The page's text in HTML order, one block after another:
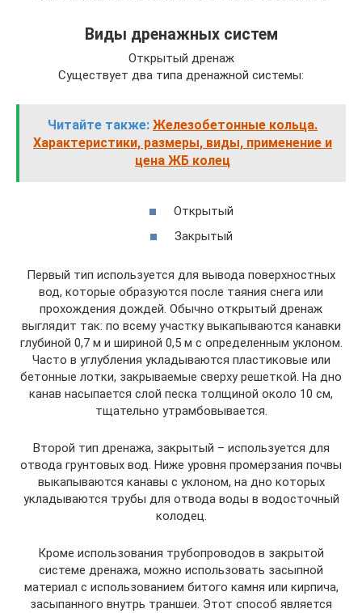
Виды дренажных систем
Открытый дренаж
Существует два типа дренажной системы:
Читайте также: Железобетонные кольца.
Характеристики, размеры, виды, применение и
цена ЖБ колец
Открытый
Закрытый
Первый тип используется для вывода поверхностных
вод, которые образуются после таяния снега или
прохождения дождей. Обычно открытый дренаж
выглядит так: по всему участку выкапываются канавки
глубиной 0,7 м и шириной 0,5 м с определенным уклоном.
Часто в углубления укладываются пластиковые или
бетонные лотки, закрываемые сверху решеткой. На дно
канав насыпается слой песка толщиной около 10 см,
тщательно утрамбовывается.
Второй тип дренажа, закрытый – используется для
отвода грунтовых вод. Ниже уровня промерзания почвы
выкапываются канавы с уклоном, на дно которых
укладываются трубы для отвода воды в водосточный
колодец.
Кроме использования трубопроводов в закрытой
системе дренажа, можно использовать засыпной
материал с использованием битого камня или кирпича,
засыпанного внутрь траншеи. Этот способ является